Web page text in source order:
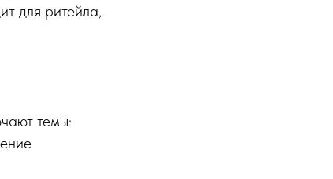
для ритейла,
темы: